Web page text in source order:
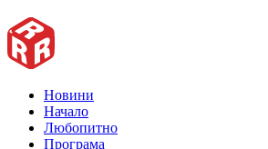
Новини
Начало
Любопитно
Програма